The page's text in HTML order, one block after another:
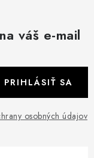
váš e-mail
osobných údajov
PRIHLÁSIŤ SA